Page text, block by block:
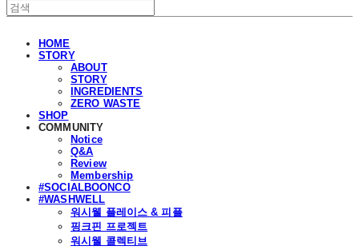
HOME
STORY
ABOUT
STORY
INGREDIENTS
ZERO WASTE
SHOP
COMMUNITY
Notice
Q&A
Review
Membership
#SOCIALBOONCO
#WASHWELL
워시웰 플레이스 & 피플
핑크핀 프로젝트
워시웰 콜렉티브